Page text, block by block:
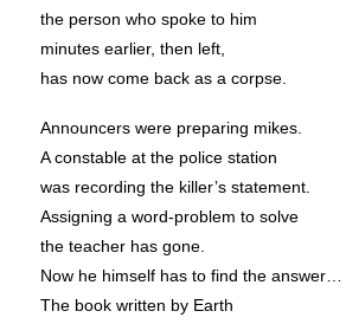
the person who spoke to him
minutes earlier, then left,
has now come back as a corpse.
Announcers were preparing mikes.
A constable at the police station
was recording the killer’s statement.
Assigning a word-problem to solve
the teacher has gone.
Now he himself has to find the answer…
The book written by Earth